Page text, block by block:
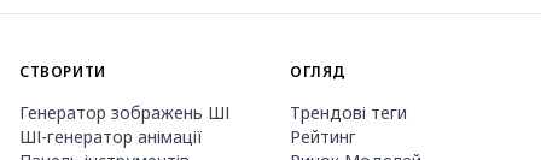
СТВОРИТИ
Генератор зображень ШІ
ШІ-генератор анімації
ОГЛЯД
Трендові теги
Рейтинг